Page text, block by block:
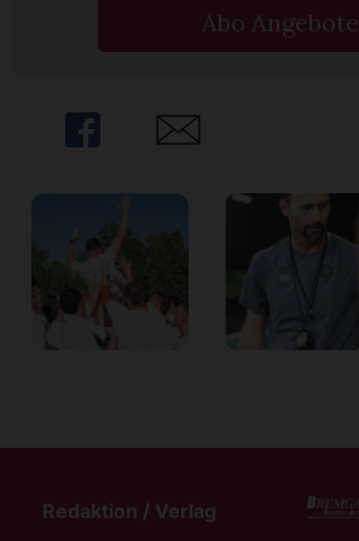
Abo Angebote
Share Share
Redaktion / Verlag